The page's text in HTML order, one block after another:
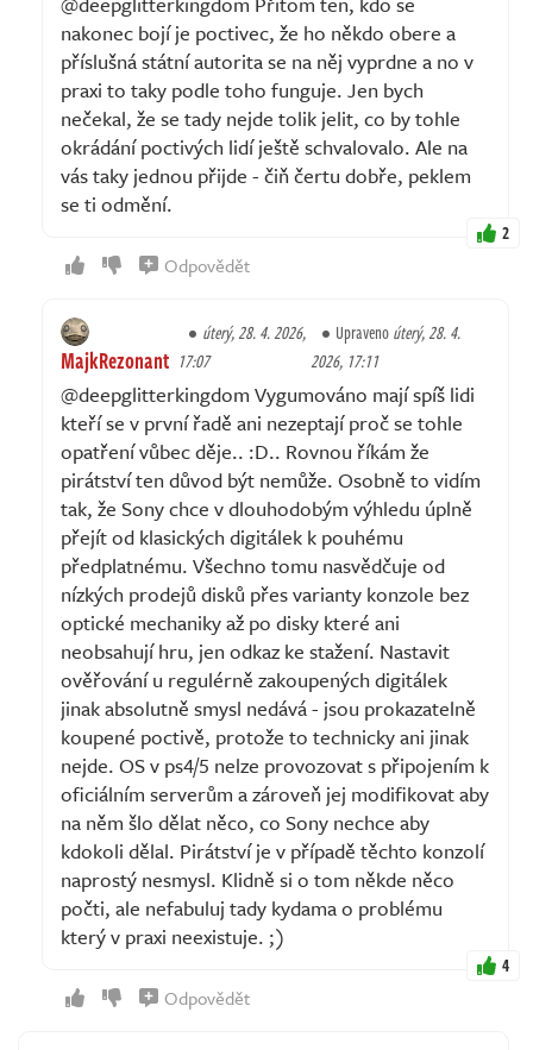
nakonec bojí je poctivec, že ho někdo obere a
příslušná státní autorita se na něj vyprdne a no v
praxi to taky podle toho funguje. Jen bych
nečekal, že se tady nejde tolik jelit, co by tohle
okrádání poctivých lidí ještě schvalovalo. Ale na
vás taky jednou přijde - čiň čertu dobře, peklem
se ti odmění.
2
Odpovědět
MajkRezonant
úterý, 28. 4. 2026,
17:07
Upravenoúterý, 28. 4.
2026, 17:11
@deepglitterkingdom Vygumováno mají spíš lidi
kteří se v první řadě ani nezeptají proč se tohle
opatření vůbec děje.. :D.. Rovnou říkám že
pirátství ten důvod být nemůže. Osobně to vidím
tak, že Sony chce v dlouhodobým výhledu úplně
přejít od klasických digitálek k pouhému
předplatnému. Všechno tomu nasvědčuje od
nízkých prodejů disků přes varianty konzole bez
optické mechaniky až po disky které ani
neobsahují hru, jen odkaz ke stažení. Nastavit
ověřování u regulérně zakoupených digitálek
jinak absolutně smysl nedává - jsou prokazatelně
koupené poctivě, protože to technicky ani jinak
nejde. OS v ps4/5 nelze provozovat s připojením k
oficiálním serverům a zároveň jej modifikovat aby
na něm šlo dělat něco, co Sony nechce aby
kdokoli dělal. Pirátství je v případě těchto konzolí
naprostý nesmysl. Klidně si o tom někde něco
počti, ale nefabuluj tady kydama o problému
který v praxi neexistuje. ;)
4
Odpovědět